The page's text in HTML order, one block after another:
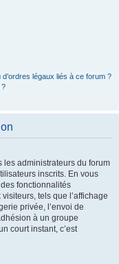
légaux liés à ce forum ?
?
les administrateurs du forum
inscrits. En vous
fonctionnalités
tels que l’affichage
privée, l’envoi de
à un groupe
court instant, c’est